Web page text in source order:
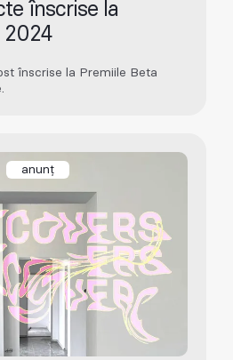
înscrise la
2024
înscrise la Premiile Beta
anunț